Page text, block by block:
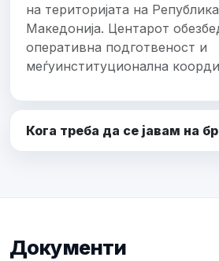
на територијата на
Македонија. Центарот
оперативна подготвеност и
меѓуинституционална
Кога треба да се јавам на
Документи